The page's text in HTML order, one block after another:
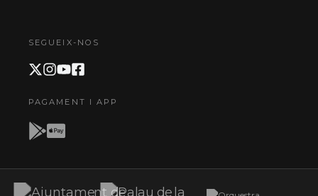
SEGUEIX-NOS
PAGAMENT I APP